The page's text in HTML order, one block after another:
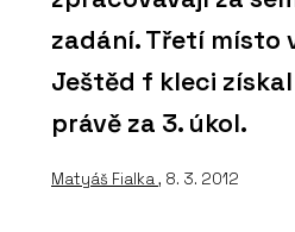
zadání. Třetí místo
Ještěd f kleci
právě za 3. úkol.
Matyáš Fialka, 8. 3. 2012